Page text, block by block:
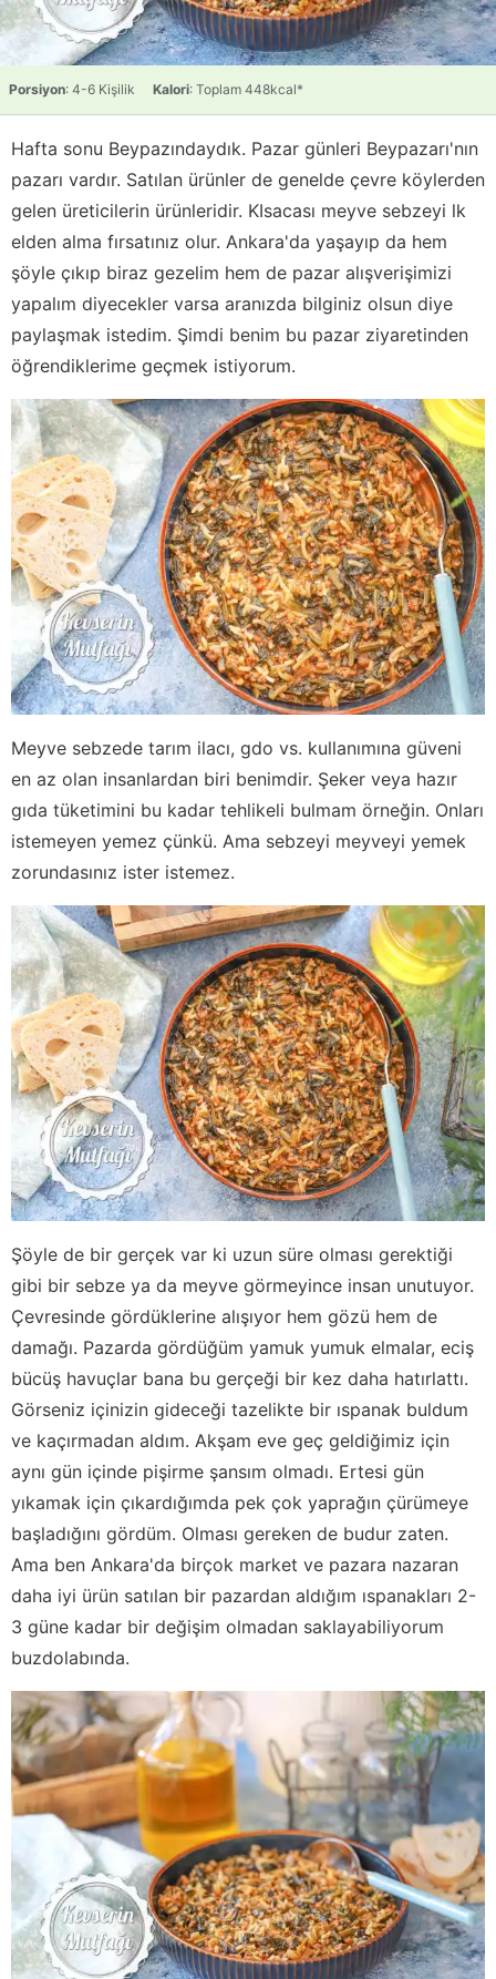
Porsiyon: 4-6 Kişilik Kalori: Toplam 448kcal*
Hafta sonu Beypazındaydık. Pazar günleri Beypazarı'nın
pazarı vardır. Satılan ürünler de genelde çevre köylerden
gelen üreticilerin ürünleridir. KIsacası meyve sebzeyi lk
elden alma fırsatınız olur. Ankara'da yaşayıp da hem
şöyle çıkıp biraz gezelim hem de pazar alışverişimizi
yapalım diyecekler varsa aranızda bilginiz olsun diye
paylaşmak istedim. Şimdi benim bu pazar ziyaretinden
öğrendiklerime geçmek istiyorum.
Meyve sebzede tarım ilacı, gdo vs. kullanımına güveni
en az olan insanlardan biri benimdir. Şeker veya hazır
gıda tüketimini bu kadar tehlikeli bulmam örneğin. Onları
istemeyen yemez çünkü. Ama sebzeyi meyveyi yemek
zorundasınız ister istemez.
Şöyle de bir gerçek var ki uzun süre olması gerektiği
gibi bir sebze ya da meyve görmeyince insan unutuyor.
Çevresinde gördüklerine alışıyor hem gözü hem de
damağı. Pazarda gördüğüm yamuk yumuk elmalar, eciş
bücüş havuçlar bana bu gerçeği bir kez daha hatırlattı.
Görseniz içinizin gideceği tazelikte bir ıspanak buldum
ve kaçırmadan aldım. Akşam eve geç geldiğimiz için
aynı gün içinde pişirme şansım olmadı. Ertesi gün
yıkamak için çıkardığımda pek çok yaprağın çürümeye
başladığını gördüm. Olması gereken de budur zaten.
Ama ben Ankara'da birçok market ve pazara nazaran
daha iyi ürün satılan bir pazardan aldığım ıspanakları 2-
3 güne kadar bir değişim olmadan saklayabiliyorum
buzdolabında.